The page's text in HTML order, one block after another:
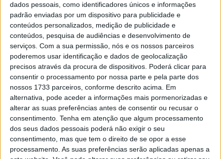
dados pessoais, como identificadores únicos e informações
padrão enviadas por um dispositivo para publicidade e
conteúdos personalizados, medição de publicidade e
conteúdos, pesquisa de audiências e desenvolvimento de
serviços. Com a sua permissão, nós e os nossos parceiros
poderemos usar identificação e dados de geolocalização
precisos através da procura de dispositivos. Poderá clicar para
consentir o processamento por nossa parte e pela parte dos
nossos 1733 parceiros, conforme descrito acima. Em
alternativa, pode aceder a informações mais pormenorizadas e
alterar as suas preferências antes de consentir ou recusar o
consentimento. Tenha em atenção que algum processamento
dos seus dados pessoais poderá não exigir o seu
consentimento, mas que tem o direito de se opor a esse
processamento. As suas preferências serão aplicadas apenas a
MotoGP- Reviravolta com Oliveira na Honda
8 SETEMBRO, 2025
MotoGP: Reviravolta? Miguel Oliveira pode
ter vaga em 2026
28 AGOSTO, 2025
MotoGP: Paolo Campinoti (Pramac) faz
revelações ‘desconfortáveis’ sobre Marc
Márquez
16 OUTUBRO, 2025
MotoGP: Toprak Razgatlioglu ‘muito
superior’ a Miguel Oliveira